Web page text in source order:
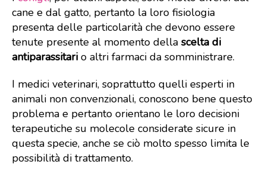
cane e dal gatto, pertanto la loro fisiologia
presenta delle particolarità che devono essere
tenute presente al momento della scelta di
antiparassitari o altri farmaci da somministrare.
I medici veterinari, soprattutto quelli esperti in
animali non convenzionali, conoscono bene questo
problema e pertanto orientano le loro decisioni
terapeutiche su molecole considerate sicure in
questa specie, anche se ciò molto spesso limita le
possibilità di trattamento.